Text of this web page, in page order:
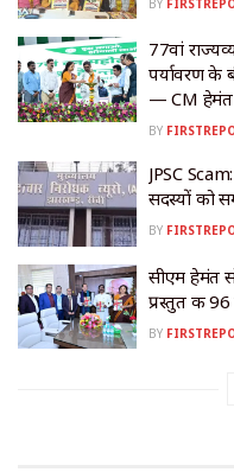
77वां
पर्यावरण के
— CM हेमंत
BY
JPSC
सदस्यों को
BY
सीएम हेमंत
प्रस्तुत की
BY